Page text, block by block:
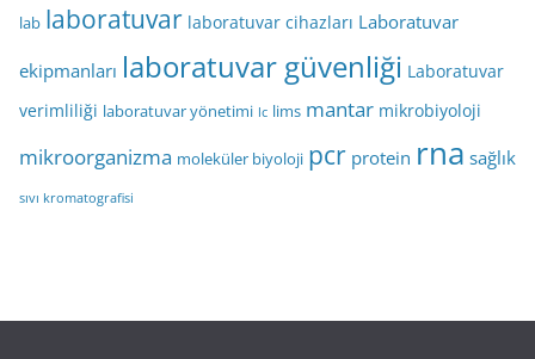
lab laboratuvar laboratuvar cihazları Laboratuvar
ekipmanları laboratuvar güvenliği Laboratuvar
verimliliği laboratuvar yönetimi lc lims mantar mikrobiyoloji
mikroorganizma moleküler biyoloji pcr protein rna sağlık
sıvı kromatografisi